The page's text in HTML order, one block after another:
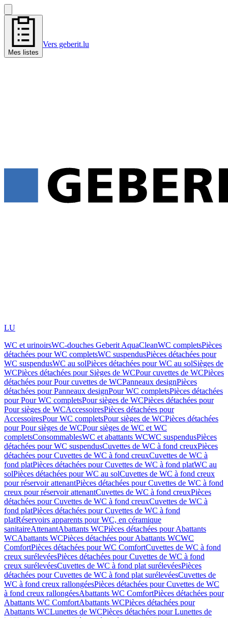
Mes listes
Vers geberit.lu
LU
WC et urinoirsWC-douches Geberit AquaCleanWC completsPièces
détachées pour WC completsWC suspendusPièces détachées pour
WC suspendusWC au solPièces détachées pour WC au solSièges de
WCPièces détachées pour Sièges de WCPour cuvettes de WCPièces
détachées pour Pour cuvettes de WCPanneaux designPièces
détachées pour Panneaux designPour WC completsPièces détachées
pour Pour WC completsPour sièges de WCPièces détachées pour
Pour sièges de WCAccessoiresPièces détachées pour
AccessoiresPour WC completsPour sièges de WCPièces détachées
pour Pour sièges de WCPour sièges de WC et WC
completsConsommablesWC et abattants WCWC suspendusPièces
détachées pour WC suspendusCuvettes de WC à fond creuxPièces
détachées pour Cuvettes de WC à fond creuxCuvettes de WC à
fond platPièces détachées pour Cuvettes de WC à fond platWC au
solPièces détachées pour WC au solCuvettes de WC à fond creux
pour réservoir attenantPièces détachées pour Cuvettes de WC à fond
creux pour réservoir attenantCuvettes de WC à fond creuxPièces
détachées pour Cuvettes de WC à fond creuxCuvettes de WC à
fond platPièces détachées pour Cuvettes de WC à fond
platRéservoirs apparents pour WC, en céramique
sanitaireAttenantAbattants WCPièces détachées pour Abattants
WCAbattants WCPièces détachées pour Abattants WCWC
ComfortPièces détachées pour WC ComfortCuvettes de WC à fond
creux surélevéesPièces détachées pour Cuvettes de WC à fond
creux surélevéesCuvettes de WC à fond plat surélevéesPièces
détachées pour Cuvettes de WC à fond plat surélevéesCuvettes de
WC à fond creux rallongéesPièces détachées pour Cuvettes de WC
à fond creux rallongéesAbattants WC ComfortPièces détachées pour
Abattants WC ComfortAbattants WCPièces détachées pour
Abattants WCLunettes de WCPièces détachées pour Lunettes de